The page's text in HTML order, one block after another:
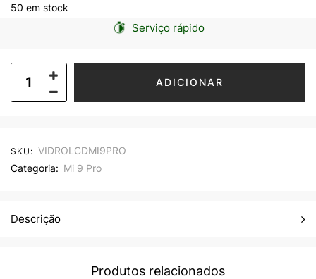
50 em stock
Serviço rápido
ADICIONAR
SKU: VIDROLCDMI9PRO
Categoria: Mi 9 Pro
Descrição
Produtos relacionados